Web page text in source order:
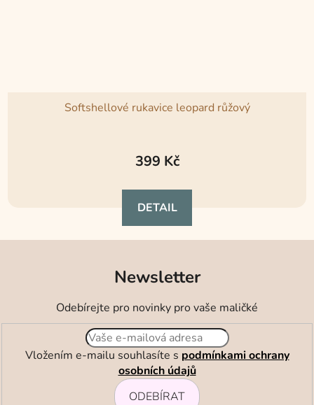
Softshellové rukavice leopard růžový
hodnocení
je
5,0
z
hvězdiček.
399 Kč
DETAIL
Newsletter
Odebírejte pro novinky pro vaše maličké
Vložením e-mailu souhlasíte s podmínkami ochrany
osobních údajů
ODEBÍRAT